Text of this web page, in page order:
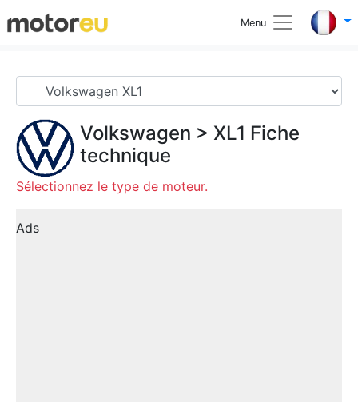
Menu
Volkswagen > XL1 Fiche
technique
Sélectionnez le type de moteur.
Ads